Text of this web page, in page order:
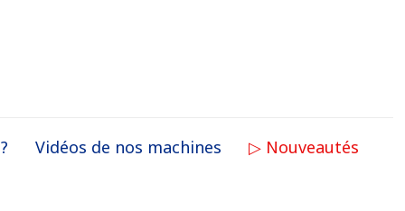
Vidéos de nos machines ▷ Nouveautés